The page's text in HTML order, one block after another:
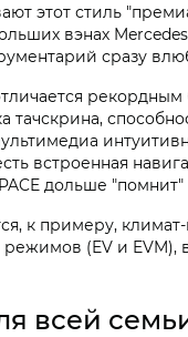
этот стиль
вэнах
сразу
встроенная
дольше
к примеру,
(EV и EVM),
всей